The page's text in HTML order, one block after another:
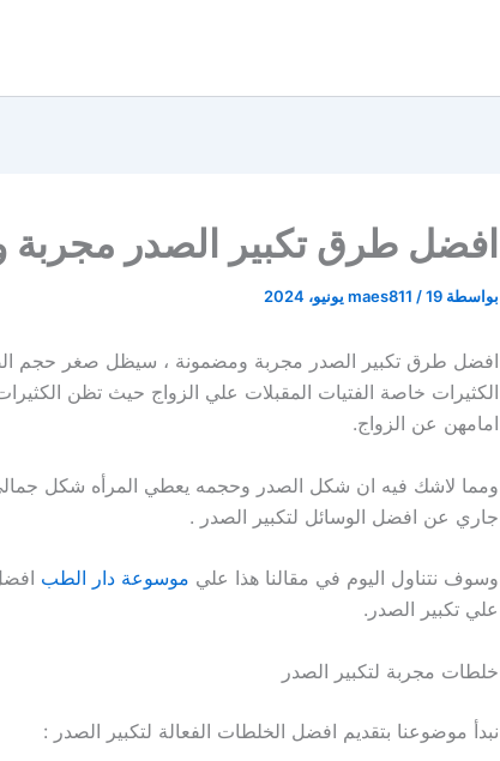
افضل طرق تكبير الصدر مجربة
بواسطة maes811 /19 يونيو، 2024
افضل طرق تكبير الصدر مجربة ومضمونة ، سيظل صغر حجم
الكثيرات خاصة الفتيات المقبلات علي الزواج حيث تظن
امامهن عن الزواج.
ومما لاشك فيه ان شكل الصدر وحجمه يعطي المرأه شكل
جاري عن افضل الوسائل لتكبير الصدر .
وسوف نتناول اليوم في مقالنا هذا علي موسوعة دار الطب
علي تكبير الصدر.
خلطات مجربة لتكبير الصدر
نبدأ موضوعنا بتقديم افضل الخلطات الفعالة لتكبير الصدر :